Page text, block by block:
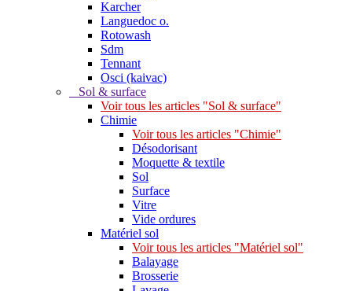
Karcher
Languedoc o.
Rotowash
Sdm
Tennant
Osci (kaivac)
Sol & surface
Voir tous les articles "Sol & surface"
Chimie
Voir tous les articles "Chimie"
Désodorisant
Moquette & textile
Sol
Surface
Vitre
Vide ordures
Matériel sol
Voir tous les articles "Matériel sol"
Balayage
Brosserie